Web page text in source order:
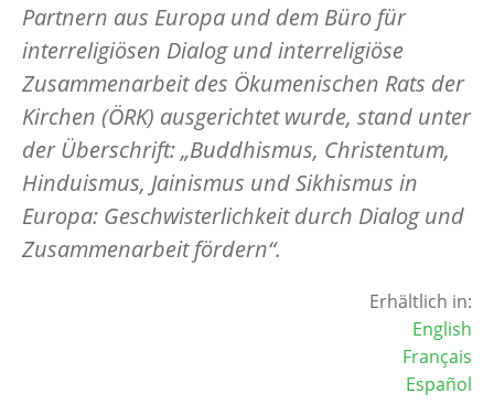
Partnern aus Europa und dem Büro für
interreligiösen Dialog und interreligiöse
Zusammenarbeit des Ökumenischen Rats der
Kirchen (ÖRK) ausgerichtet wurde, stand unter
der Überschrift: „Buddhismus, Christentum,
Hinduismus, Jainismus und Sikhismus in
Europa: Geschwisterlichkeit durch Dialog und
Zusammenarbeit fördern“.
Erhältlich in:
English
Français
Español